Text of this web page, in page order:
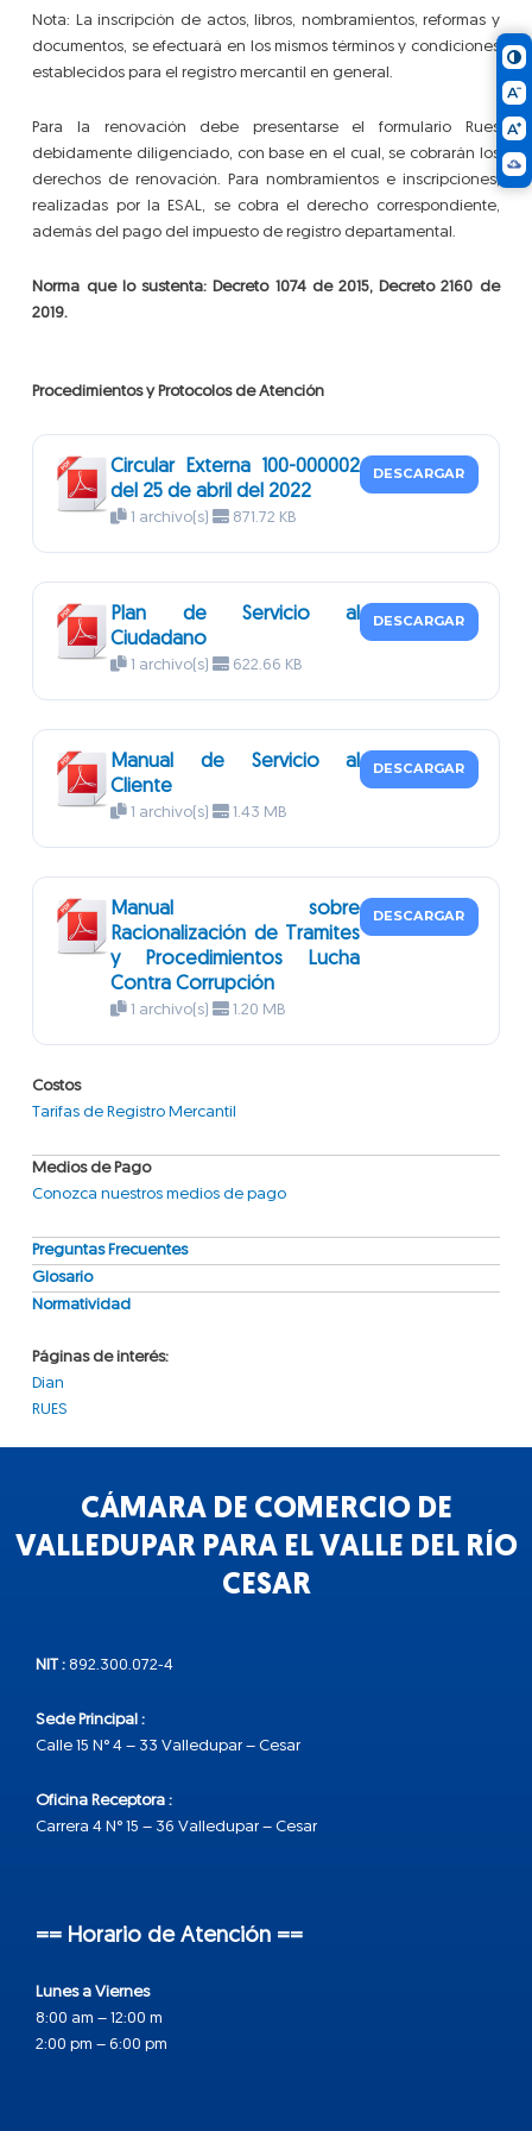
Nota: La inscripción de actos, libros, nombramientos, reformas y
documentos, se efectuará en los mismos términos y condiciones
establecidos para el registro mercantil en general.
Para la renovación debe presentarse el formulario Rues
debidamente diligenciado, con base en el cual, se cobrarán los
derechos de renovación. Para nombramientos e inscripciones,
realizadas por la ESAL, se cobra el derecho correspondiente,
además del pago del impuesto de registro departamental.
Norma que lo sustenta: Decreto 1074 de 2015, Decreto 2160 de
2019.
Procedimientos y Protocolos de Atención
Circular Externa 100-000002
del 25 de abril del 2022
1 archivo(s) 871.72 KB
DESCARGAR
Plan de Servicio al
Ciudadano
1 archivo(s) 622.66 KB
DESCARGAR
Manual de Servicio al
Cliente
1 archivo(s) 1.43 MB
DESCARGAR
Manual sobre
Racionalización de Tramites
y Procedimientos Lucha
Contra Corrupción
1 archivo(s) 1.20 MB
DESCARGAR
Costos
Tarifas de Registro Mercantil
Medios de Pago
Conozca nuestros medios de pago
Preguntas Frecuentes
Glosario
Normatividad
Páginas de interés:
Dian
RUES
CÁMARA DE COMERCIO DE
VALLEDUPAR PARA EL VALLE DEL RÍO
CESAR
NIT : 892.300.072-4
Sede Principal :
Calle 15 N° 4 – 33 Valledupar – Cesar
Oficina Receptora :
Carrera 4 N° 15 – 36 Valledupar – Cesar
== Horario de Atención ==
Lunes a Viernes
8:00 am – 12:00 m
2:00 pm – 6:00 pm